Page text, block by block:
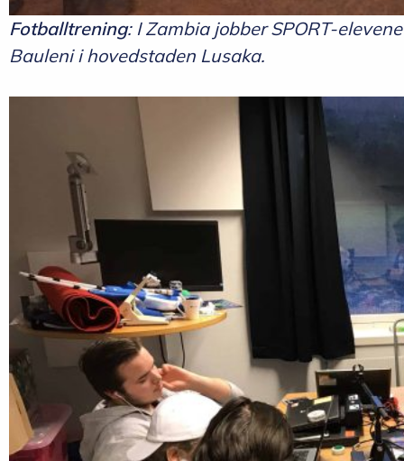
Fotballtrening: I Zambia jobber SPORT-
Bauleni i hovedstaden Lusaka.